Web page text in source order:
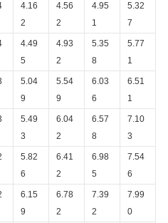
4.16
2
4.56
2
4.95
1
5.32
7
4.49
5
4.93
2
5.35
8
5.77
1
5.04
9
5.54
9
6.03
6
6.51
1
5.49
3
6.04
2
6.57
8
7.10
3
5.82
6
6.41
2
6.98
5
7.54
6
6.15
9
6.78
2
7.39
2
7.99
0